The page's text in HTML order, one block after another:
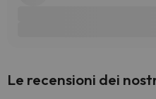
Le recensioni dei